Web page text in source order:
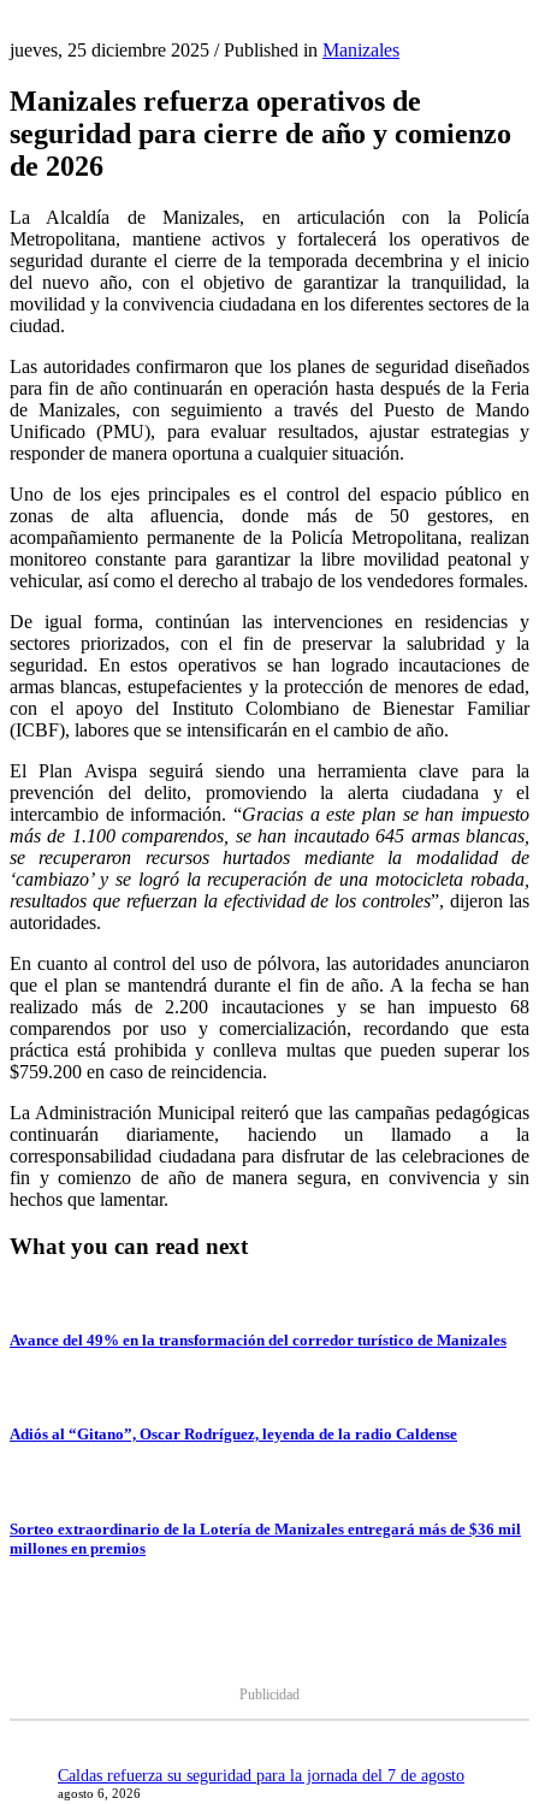
jueves, 25 diciembre 2025 /Published in Manizales
Manizales refuerza operativos de
seguridad para cierre de año y comienzo
de 2026
La Alcaldía de Manizales, en articulación con la Policía
Metropolitana, mantiene activos y fortalecerá los operativos de
seguridad durante el cierre de la temporada decembrina y el inicio
del nuevo año, con el objetivo de garantizar la tranquilidad, la
movilidad y la convivencia ciudadana en los diferentes sectores de la
ciudad.
Las autoridades confirmaron que los planes de seguridad diseñados
para fin de año continuarán en operación hasta después de la Feria
de Manizales, con seguimiento a través del Puesto de Mando
Unificado (PMU), para evaluar resultados, ajustar estrategias y
responder de manera oportuna a cualquier situación.
Uno de los ejes principales es el control del espacio público en
zonas de alta afluencia, donde más de 50 gestores, en
acompañamiento permanente de la Policía Metropolitana, realizan
monitoreo constante para garantizar la libre movilidad peatonal y
vehicular, así como el derecho al trabajo de los vendedores formales.
De igual forma, continúan las intervenciones en residencias y
sectores priorizados, con el fin de preservar la salubridad y la
seguridad. En estos operativos se han logrado incautaciones de
armas blancas, estupefacientes y la protección de menores de edad,
con el apoyo del Instituto Colombiano de Bienestar Familiar
(ICBF), labores que se intensificarán en el cambio de año.
El Plan Avispa seguirá siendo una herramienta clave para la
prevención del delito, promoviendo la alerta ciudadana y el
intercambio de información. “Gracias a este plan se han impuesto
más de 1.100 comparendos, se han incautado 645 armas blancas,
se recuperaron recursos hurtados mediante la modalidad de
‘cambiazo’ y se logró la recuperación de una motocicleta robada,
resultados que refuerzan la efectividad de los controles”, dijeron las
autoridades.
En cuanto al control del uso de pólvora, las autoridades anunciaron
que el plan se mantendrá durante el fin de año. A la fecha se han
realizado más de 2.200 incautaciones y se han impuesto 68
comparendos por uso y comercialización, recordando que esta
práctica está prohibida y conlleva multas que pueden superar los
$759.200 en caso de reincidencia.
La Administración Municipal reiteró que las campañas pedagógicas
continuarán diariamente, haciendo un llamado a la
corresponsabilidad ciudadana para disfrutar de las celebraciones de
fin y comienzo de año de manera segura, en convivencia y sin
hechos que lamentar.
What you can read next
Avance del 49% en la transformación del corredor turístico de Manizales
Adiós al “Gitano”, Oscar Rodríguez, leyenda de la radio Caldense
Sorteo extraordinario de la Lotería de Manizales entregará más de $36 mil
millones en premios
Publicidad
Caldas refuerza su seguridad para la jornada del 7 de agosto
agosto 6, 2026